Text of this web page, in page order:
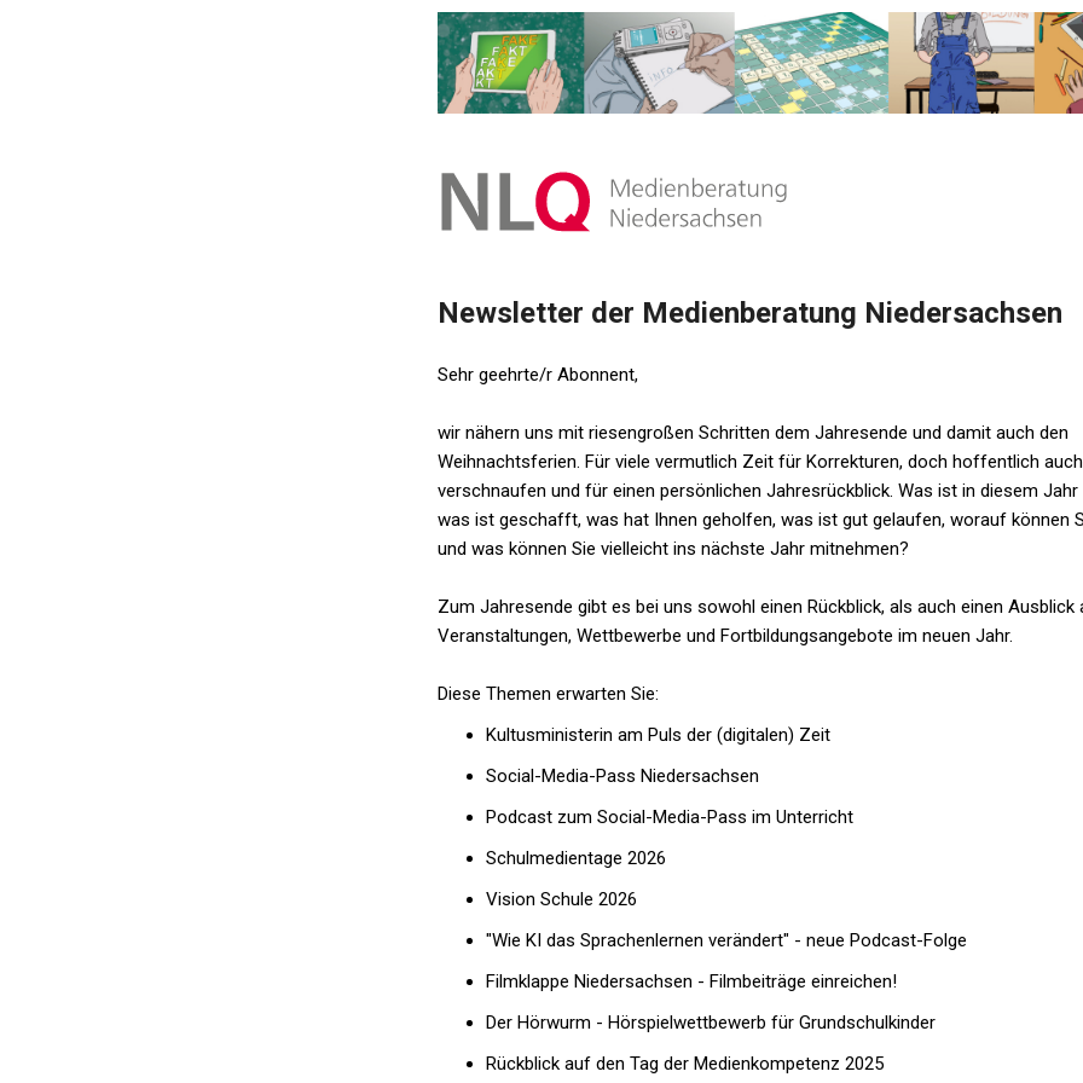
Newsletter der Medienberatung Niedersachsen
Sehr geehrte/r Abonnent,
wir nähern uns mit riesengroßen Schritten dem Jahresende und damit auch den
Weihnachtsferien. Für viele vermutlich Zeit für Korrekturen, doch hoffentlich
verschnaufen und für einen persönlichen Jahresrückblick. Was ist in diesem Jahr
was ist geschafft, was hat Ihnen geholfen, was ist gut gelaufen, worauf können
und was können Sie vielleicht ins nächste Jahr mitnehmen?
Zum Jahresende gibt es bei uns sowohl einen Rückblick, als auch einen Ausblick
Veranstaltungen, Wettbewerbe und Fortbildungsangebote im neuen Jahr.
Diese Themen erwarten Sie:
Kultusministerin am Puls der (digitalen) Zeit
Social-Media-Pass Niedersachsen
Podcast zum Social-Media-Pass im Unterricht
Schulmedientage 2026
Vision Schule 2026
"Wie KI das Sprachenlernen verändert" - neue Podcast-Folge
Filmklappe Niedersachsen - Filmbeiträge einreichen!
Der Hörwurm - Hörspielwettbewerb für Grundschulkinder
Rückblick auf den Tag der Medienkompetenz 2025